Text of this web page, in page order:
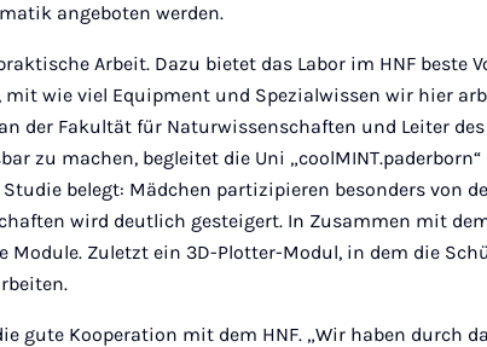
angeboten werden.
Arbeit. Dazu bietet das Labor im HNF beste
wie viel Equipment und Spezialwissen wir hier
der Fakultät für Naturwissenschaften und Leiter
zu machen, begleitet die Uni
belegt: Mädchen partizipieren besonders von
wird deutlich gesteigert. In Zusammen mit
Module. Zuletzt ein 3D-Plotter-Modul, in dem die
gute Kooperation mit dem HNF. „Wir haben durch